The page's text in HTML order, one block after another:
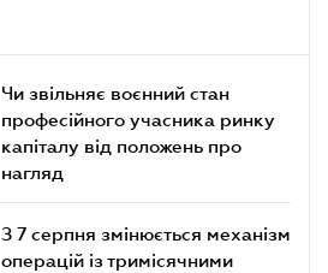
Чи звільняє воєнний стан
професійного учасника ринку
капіталу від положень про
нагляд
З 7 серпня змінюється механізм
операцій із тримісячними